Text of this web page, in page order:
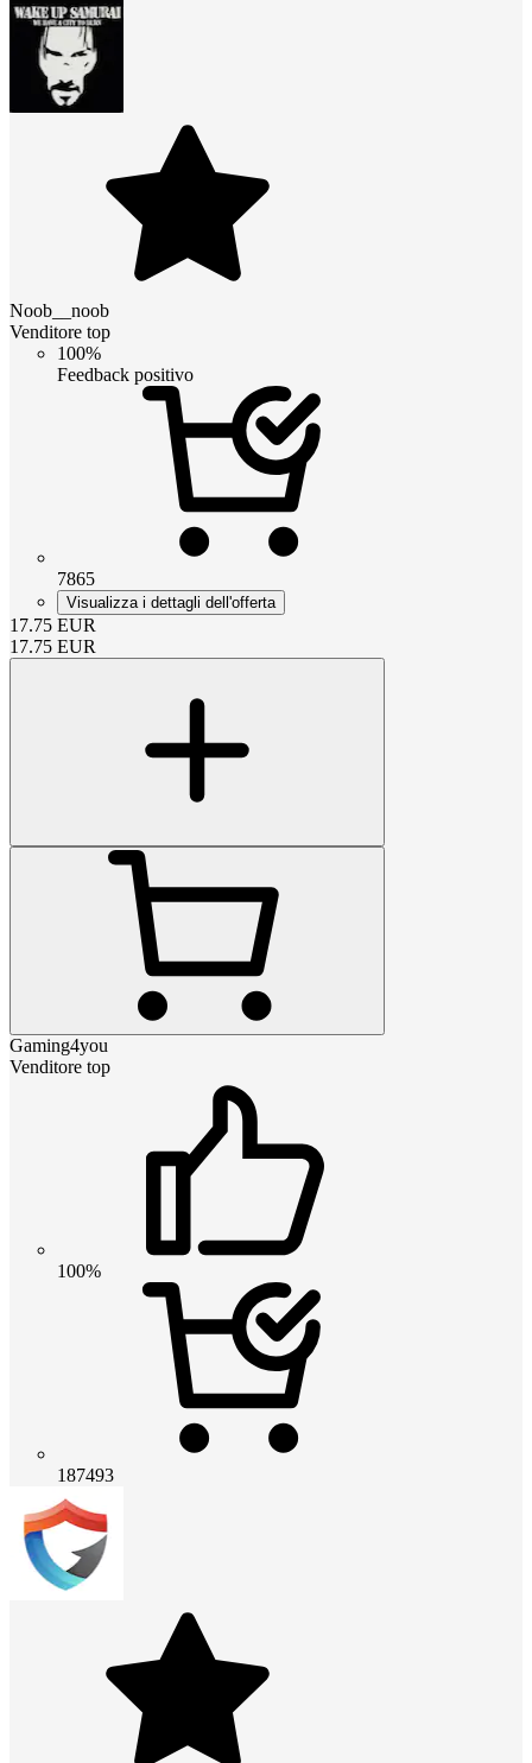
Noob__noob
Venditore top
100%
Feedback positivo
7865
Visualizza i dettagli dell'offerta
17.75 EUR
17.75 EUR
Gaming4you
Venditore top
100%
187493